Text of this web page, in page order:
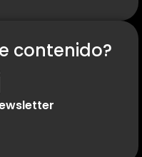
contenido?